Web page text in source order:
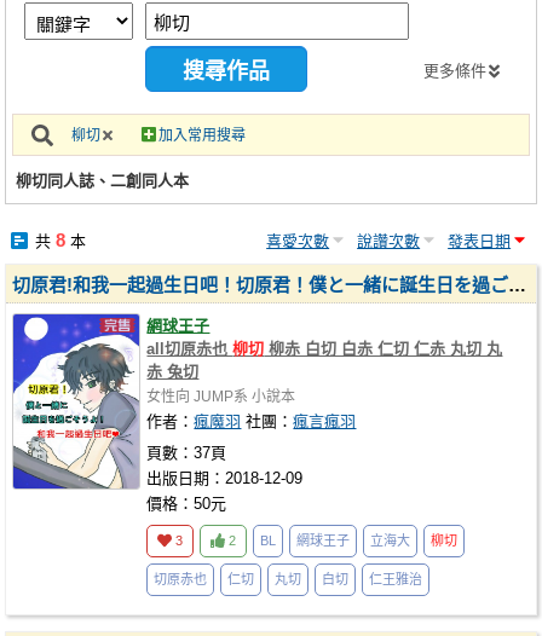
攤位轉讓區
會員中心
註冊會員
更多條件
柳切 加入常用搜尋
柳切同人誌、二創同人本
共 8本 喜愛次數 說讚次數 發表日期
切原君!和我一起過生日吧！切原君！僕と一緒に誕生日を過ごそうよ！
網球王子
all切原赤也柳切 柳赤 白切 白赤 仁切 仁赤 丸切 丸
赤 兔切
女性向 JUMP系 小說本
作者：瘋魔羽 社團：瘋言瘋羽
頁數：37頁
出版日期：2018-12-09
價格：50元
3 2 BL 網球王子 立海大 柳切
切原赤也 仁切 丸切 白切 仁王雅治